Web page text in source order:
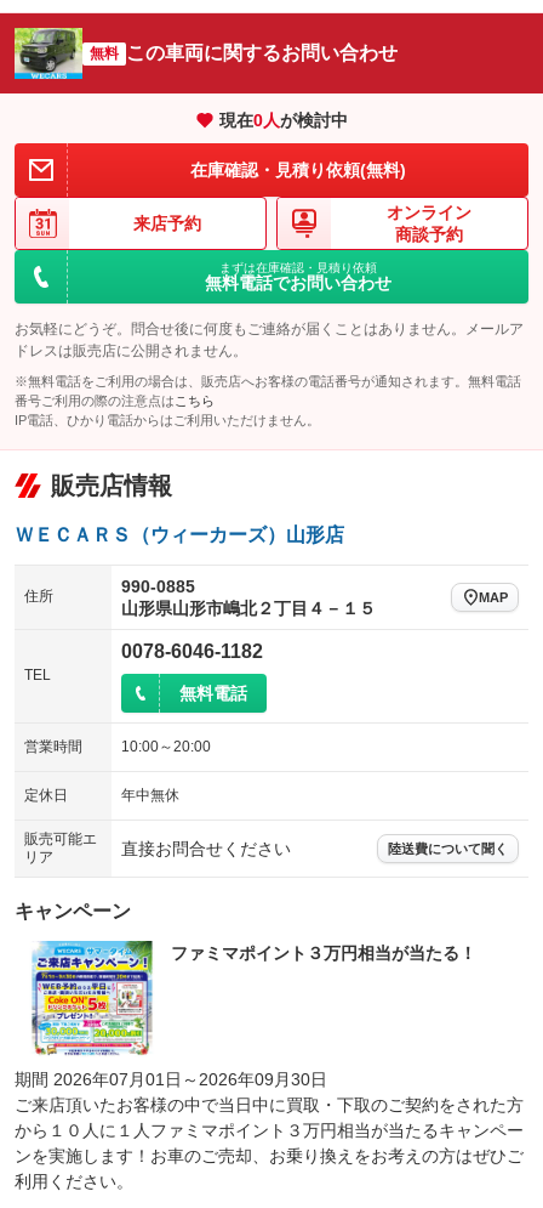
：装備なし ：装備なし
サイドカメラ
：装備なし ルーフレール
：装備なし
：装備なし
：装備なし
無料 この車両に関するお問い合わせ
現在0人が検討中
在庫確認・見積り依頼(無料)
来店予約
オンライン
商談予約
まずは在庫確認・見積り依頼
無料電話でお問い合わせ
お気軽にどうぞ。問合せ後に何度もご連絡が届くことはありません。メールア
ドレスは販売店に公開されません。
※無料電話をご利用の場合は、販売店へお客様の電話番号が通知されます。無料電話
番号ご利用の際の注意点は こちら
IP電話、ひかり電話からはご利用いただけません。
販売店情報
ＷＥＣＡＲＳ（ウィーカーズ）山形店
住所
990-0885
山形県山形市嶋北２丁目４－１５
MAP
TEL
0078-6046-1182
無料電話
営業時間 10:00～20:00
定休日 年中無休
販売可能エ
リア
直接お問合せください 陸送費について聞く
キャンペーン
ファミマポイント３万円相当が当たる！
期間 2026年07月01日～2026年09月30日
ご来店頂いたお客様の中で当日中に買取・下取のご契約をされた方
から１０人に１人ファミマポイント３万円相当が当たるキャンペー
ンを実施します！お車のご売却、お乗り換えをお考えの方はぜひご
利用ください。